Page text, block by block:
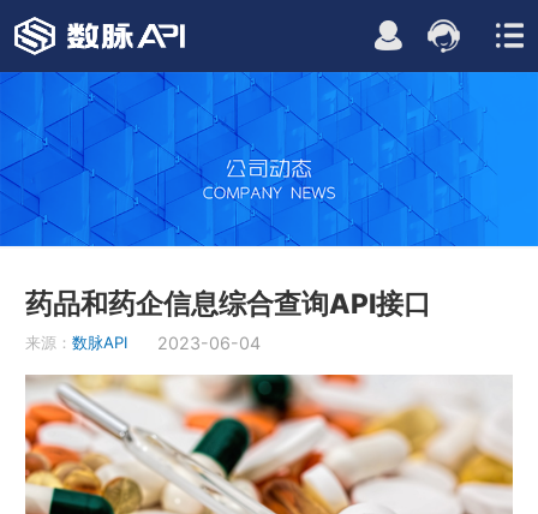
药品和药企信息综合查询API接口
来源： 数脉API 2023-06-04